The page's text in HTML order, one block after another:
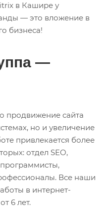
в Кашире у
— это вложение в
бизнеса!
—
продвижение сайта
но и увеличение
привлекается более
отдел SEO,
Все наши
в интернет-
6 лет.